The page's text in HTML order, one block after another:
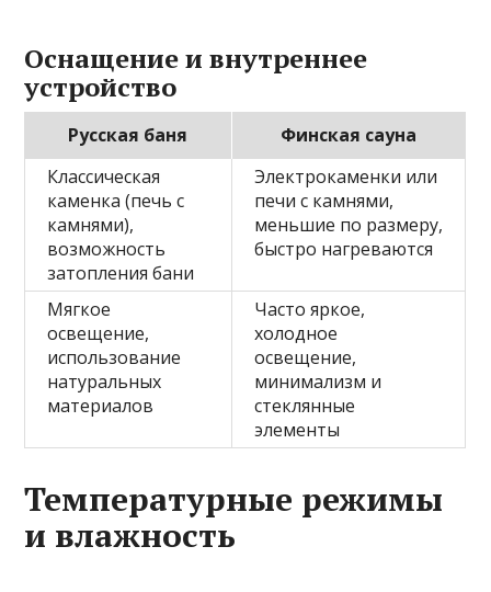
Оснащение и внутреннее
устройство
Русская баня
Финская сауна
Классическая
каменка (печь с
камнями),
возможность
затопления бани
Электрокаменки или
печи с камнями,
меньшие по размеру,
быстро нагреваются
Мягкое
освещение,
использование
натуральных
материалов
Часто яркое,
холодное
освещение,
минимализм и
стеклянные
элементы
Температурные режимы
и влажность